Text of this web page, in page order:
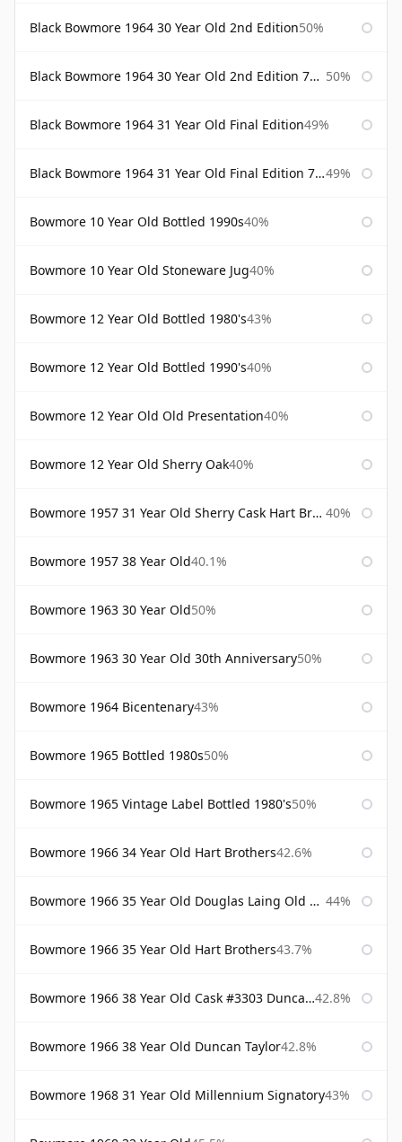
Black Bowmore 1964 30 Year Old 2nd Edition50%
Black Bowmore 1964 30 Year Old 2nd Edition 75cl 50%
Black Bowmore 1964 31 Year Old Final Edition49%
Black Bowmore 1964 31 Year Old Final Edition 75cl 49%
Bowmore 10 Year Old Bottled 1990s40%
Bowmore 10 Year Old Stoneware Jug40%
Bowmore 12 Year Old Bottled 1980's43%
Bowmore 12 Year Old Bottled 1990's40%
Bowmore 12 Year Old Old Presentation40%
Bowmore 12 Year Old Sherry Oak40%
Bowmore 1957 31 Year Old Sherry Cask Hart Brothers 40%
Bowmore 1957 38 Year Old40.1%
Bowmore 1963 30 Year Old50%
Bowmore 1963 30 Year Old 30th Anniversary50%
Bowmore 1964 Bicentenary43%
Bowmore 1965 Bottled 1980s50%
Bowmore 1965 Vintage Label Bottled 1980's50%
Bowmore 1966 34 Year Old Hart Brothers42.6%
Bowmore 1966 35 Year Old Douglas Laing Old Malt Cask 44%
Bowmore 1966 35 Year Old Hart Brothers43.7%
Bowmore 1966 38 Year Old Cask #3303 Duncan Taylor 42.8%
Bowmore 1966 38 Year Old Duncan Taylor42.8%
Bowmore 1968 31 Year Old Millennium Signatory43%